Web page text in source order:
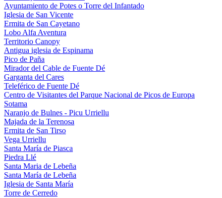
Ayuntamiento de Potes o Torre del Infantado
Iglesia de San Vicente
Ermita de San Cayetano
Lobo Alfa Aventura
Territorio Canopy
Antigua iglesia de Espinama
Pico de Paña
Mirador del Cable de Fuente Dé
Garganta del Cares
Teleférico de Fuente Dé
Centro de Visitantes del Parque Nacional de Picos de Europa
Sotama
Naranjo de Bulnes - Picu Urriellu
Majada de la Terenosa
Ermita de San Tirso
Vega Urriellu
Santa María de Piasca
Piedra Llé
Santa Maria de Lebeña
Santa María de Lebeña
Iglesia de Santa María
Torre de Cerredo